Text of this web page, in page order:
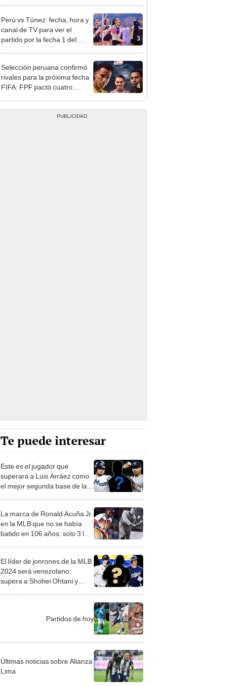
3
Perú vs Túnez: fecha, hora y
canal de TV para ver el
partido por la fecha 1 del
4
Selección peruana confirmó
rivales para la próxima fecha
FIFA: FPF pactó cuatro
Te puede interesar
Este es el jugador que
superará a Luis Arráez como
el mejor segunda base de la
La marca de Ronald Acuña Jr.
en la MLB que no se había
batido en 106 años: solo 3 lo
El líder de jonrones de la MLB
2024 será venezolano:
supera a Shohei Ohtani y
Partidos de hoy
Últimas noticias sobre Alianza
Lima